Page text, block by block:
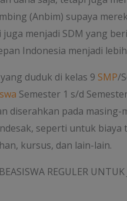
(Anbim) supaya
menjadi SDM yang
Indonesia menjadi
duduk di kelas 9 SMP/
Semester 1 s/d
diserahkan pada
seperti untuk
kursus, dan lain-lain.
REGULER